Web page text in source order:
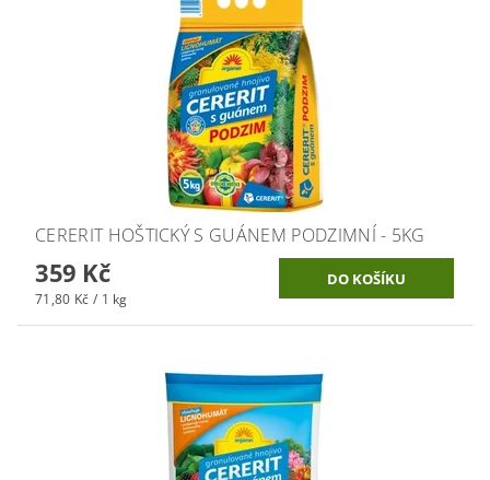
CERERIT HOŠTICKÝ S GUÁNEM PODZIMNÍ - 5KG
359 Kč
71,80 Kč / 1 kg